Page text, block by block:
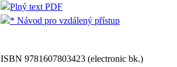
Plný text PDF
* Návod pro vzdálený přístup
ISBN 9781607803423 (electronic bk.)